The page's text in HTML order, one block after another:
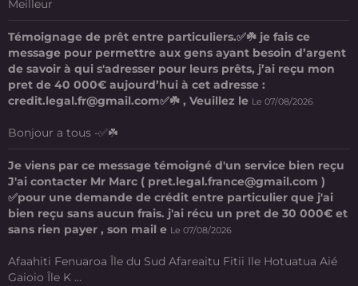
Meilleur
Témoignage de prêt entre particuliers.✅☘️ je fais ce
message pour permettre aux gens ayant besoin d’argent
de savoir à qui s'adresser pour leurs prêts, j’ai reçu mon
pret de 40 000€ aujourd’hui à cet adresse :
credit.legal.fr@gmail.com✅☘️ , Veuillez le Le 07/08/2026
Bonjour a tous -✅☘️
Je viens par ce message témoigné d'un service bien reçu
J'ai contacter Mr Marc ( pret.legal.france@gmail.com )
✅pour une demande de crédit entre particulier que j'ai
bien reçu sans aucun frais. j'ai récu un pret de 30 000€ et
sans rien payer , son mail e Le 07/08/2026
Afaahiti Fenuaroa Île du Sud Afareaitu Fitii Ile Hotuatua Aié
Gaioio Île K ...